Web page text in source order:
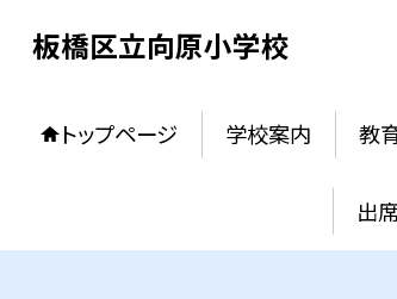
板橋区立向原小学校
トップページ 学校案内 教
出